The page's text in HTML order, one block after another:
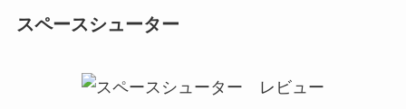
スペースシューター